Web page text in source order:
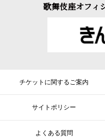
歌舞伎座オフィ
チケットに関するご案内
サイトポリシー
よくある質問